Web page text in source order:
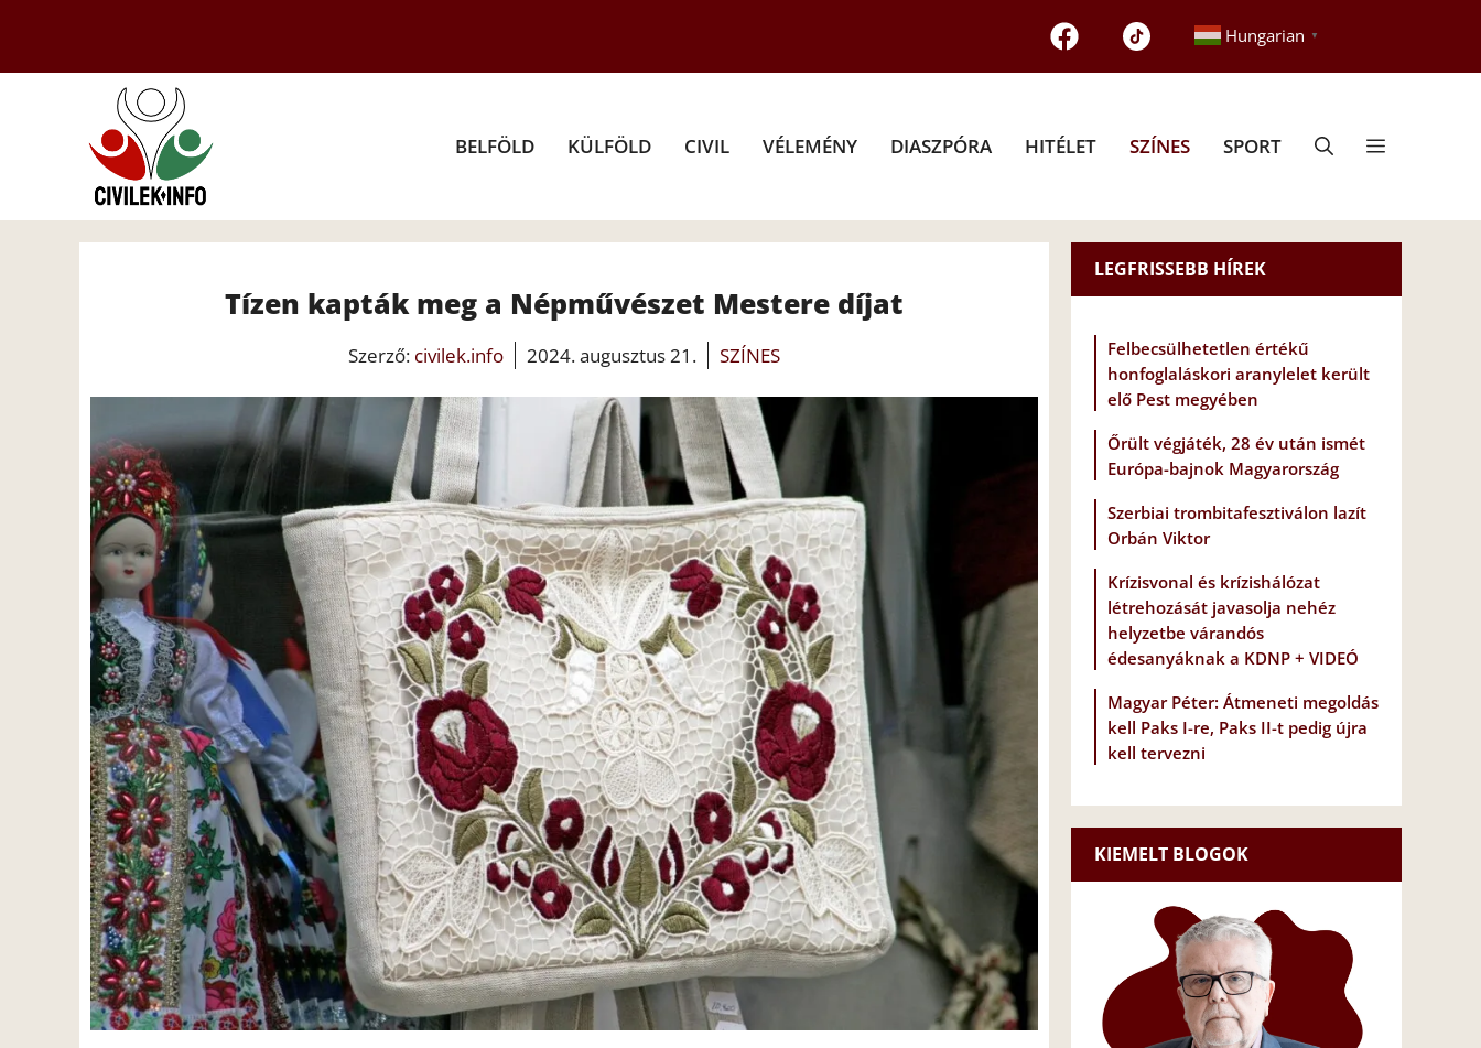
tartalomba
Hungarian ▼
BELFÖLD KÜLFÖLD CIVIL VÉLEMÉNY DIASZPÓRA HITÉLET SZÍNES SPORT
Tízen kapták meg a Népművészet Mestere díjat
Szerző: civilek.info 2024. augusztus 21. SZÍNES
LEGFRISSEBB HÍREK
Felbecsülhetetlen értékű
honfoglaláskori aranylelet került
elő Pest megyében
Őrült végjáték, 28 év után ismét
Európa-bajnok Magyarország
Szerbiai trombitafesztiválon lazít
Orbán Viktor
Krízisvonal és krízishálózat
létrehozását javasolja nehéz
helyzetbe várandós
édesanyáknak a KDNP + VIDEÓ
Magyar Péter: Átmeneti megoldás
kell Paks I-re, Paks II-t pedig újra
kell tervezni
KIEMELT BLOGOK